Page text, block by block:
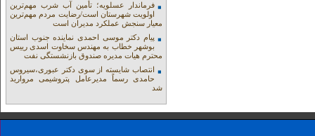
فرماندار عسلویه؛ تأمین آب شرب مهم‌ترین
اولویت شهرستان است/رضایت مردم مهم‌ترین
معیار سنجش عملکرد مدیران است
پیام دکتر موسی احمدی نماینده جنوب استان
بوشهر خطاب به مهندس سخاوت اسدی رییس
محترم هیات مدیره صندوق بازنشستگی نفت
انتصاب شایسته از سوی دکتر عبوری،سیروس
حامدی رسماً مدیرعامل پتروشیمی مروارید
شد